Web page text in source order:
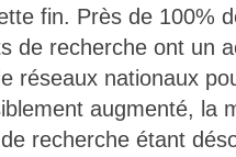
fin. Près de 100%
de recherche ont un
réseaux nationaux
augmenté, la
recherche étant